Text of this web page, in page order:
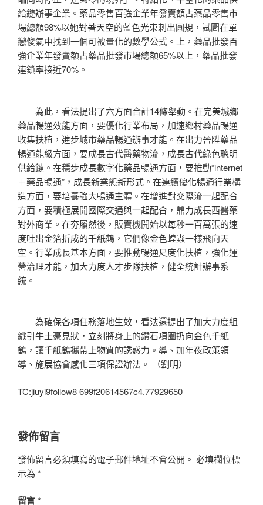
給鏈辦事企業。藥品零售百強企業年發賣額占藥品零售市
場總額98%以她對著天空的藍色光束刺出圓規，試圖在單
戀傻氣中找到一個可被量化的數學公式。上，藥品批發百
強企業年發賣額占藥品批發市場總額65%以上，藥品批發
連鎖率接近70%。
為此，看法提出了六方面合計14條舉動。在完美城鄉
藥品暢通效能方面，要優化行業布局，加速鄉村藥品暢通
收集扶植，進步城市藥品暢通辦事才能。在出力晉陞藥品
暢通能級方面，要成長古代醫藥物流，成長古代綠色聰明
供給鏈。在穩步成長數字化藥品暢通方面，要推動“internet
＋藥品暢通”，成長新業態新形式。在連續優化暢通行業構
造方面，要培養強大暢通主體。在增進對交際流一起配合
方面，要積極展開國際交通與一起配合，鼎力成長西醫藥
對外商業。在夯履然後，販賣機開始以每秒一百萬張的速
度吐出金箔折成的千紙鶴，它們像金色蝗蟲一樣飛向天
空。行業成長基本方面，要推動暢通尺度化扶植，強化運
營治理才能，加大力度人才步隊扶植，健全統計辦事系
統。
為確保各項任務落地生效，看法還提出了加大力度組
織引牛土豪見狀，立刻將身上的鑽石項圈扔向金色千紙
鶴，讓千紙鶴攜帶上物質的誘惑力。導、加年夜政策領
導、施展協會感化三項保證辦法。 （劉明）
TC:jiuyi9follow8 699f20614567c4.77929650
發佈留言
發佈留言必須填寫的電子郵件地址不會公開。 必填欄位標
示為 *
留言*